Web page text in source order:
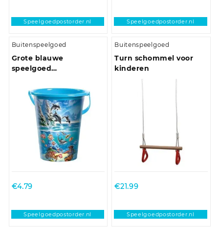
Speelgoedpostorder.nl Speelgoedpostorder.nl
Buitenspeelgoed
Grote blauwe
speelgoed
oceaandieren
€4.79
Speelgoedpostorder.nl
Buitenspeelgoed
Turn schommel voor
kinderen
€21.99
Speelgoedpostorder.nl